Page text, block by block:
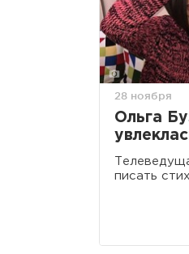
28 ноября
Ольга
писать